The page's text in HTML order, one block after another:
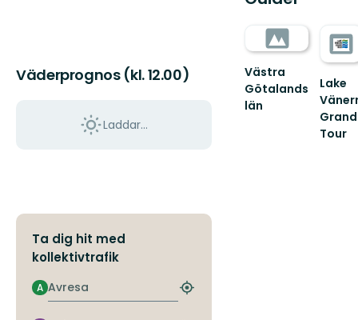
Väderprognos (kl. 12.00)
Laddar...
Ta dig hit med
kollektivtrafik
Avresa
A
Hitta
Västra
Götalands
län
Lake
Grand
Tour